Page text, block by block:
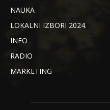
NAUKA
LOKALNI IZBORI 2024.
INFO
RADIO
MARKETING